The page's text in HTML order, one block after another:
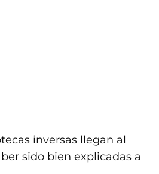
inversas llegan al
sido bien explicadas a